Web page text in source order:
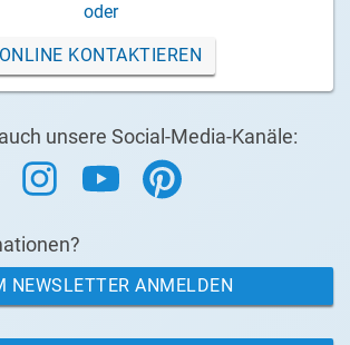
oder
ONLINE KONTAKTIEREN
unsere Social-Media-Kanäle:
NEWSLETTER ANMELDEN